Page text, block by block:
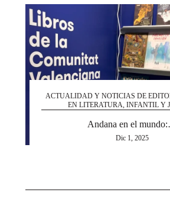
ACTUALIDAD Y NOTICIAS DE
EN LITERATURA, INFANTIL Y
Andana en el
Dic 1, 2025